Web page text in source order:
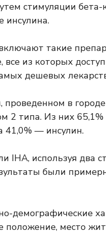
стимуляции
инсулина.
такие
все из которых
дешевых
проведенном в
2 типа. Из них
41,0% — инсулин.
IHA, используя два
были
демографические
положение, место